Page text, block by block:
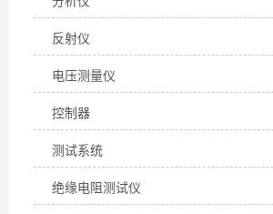
反射仪
电压测量仪
控制器
测试系统
绝缘电阻测试仪